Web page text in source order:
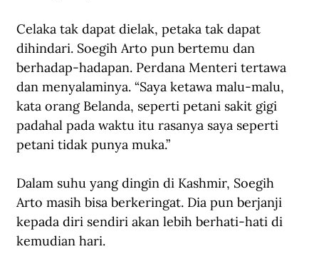
Celaka tak dapat dielak, petaka tak dapat
dihindari. Soegih Arto pun bertemu dan
berhadap-hadapan. Perdana Menteri tertawa
dan menyalaminya. “Saya ketawa malu-malu,
kata orang Belanda, seperti petani sakit gigi
padahal pada waktu itu rasanya saya seperti
petani tidak punya muka.”
Dalam suhu yang dingin di Kashmir, Soegih
Arto masih bisa berkeringat. Dia pun berjanji
kepada diri sendiri akan lebih berhati-hati di
kemudian hari.